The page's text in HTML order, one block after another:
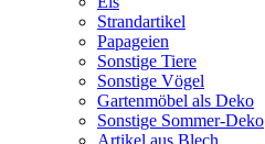
Strandartikel
Papageien
Sonstige Tiere
Sonstige Vögel
Gartenmöbel als Deko
Sonstige Sommer-Deko
Artikel aus Blech